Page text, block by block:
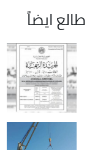
طالع ايضاً